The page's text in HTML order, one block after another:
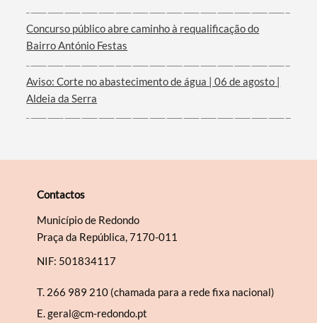
Concurso público abre caminho à requalificação do
Bairro António Festas
Aviso: Corte no abastecimento de água | 06 de agosto |
Aldeia da Serra
Contactos
Município de Redondo
Praça da República, 7170-011
NIF: 501834117
T. 266 989 210 (chamada para a rede fixa nacional)
E.geral@cm-redondo.pt